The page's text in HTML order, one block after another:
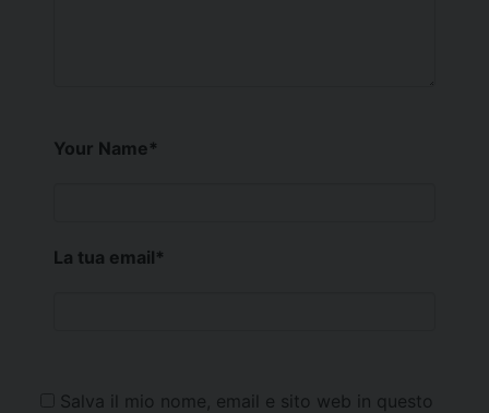
Your Name*
La tua email*
Salva il mio nome, email e sito web in questo